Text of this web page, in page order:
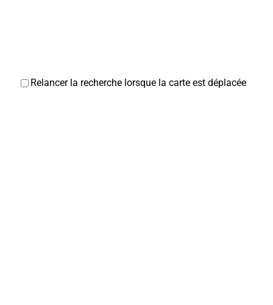
Relancer la recherche lorsque la carte est déplacée